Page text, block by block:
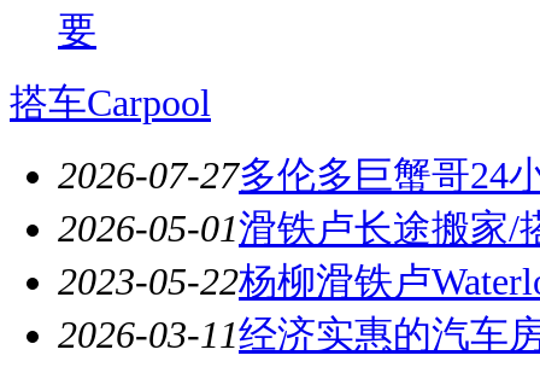
要
搭车Carpool
2026-07-27多伦多巨蟹哥24
2026-05-01滑铁卢长途搬家/
2023-05-22杨柳滑铁卢
2026-03-11经济实惠的汽车